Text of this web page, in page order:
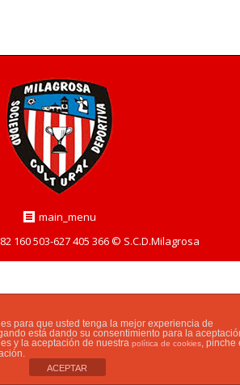
main_menu
160 503-627 405 366 © S.C.D.Milagrosa
para que usted tenga la mejor experiencia de
está dando su consentimiento para la
y la aceptación de nuestra política de cookies, pinche
ACEPTAR